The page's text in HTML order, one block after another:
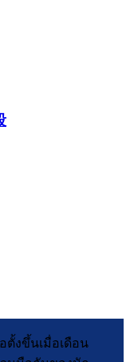
ตั้งขึ้นเมื่อเดือน